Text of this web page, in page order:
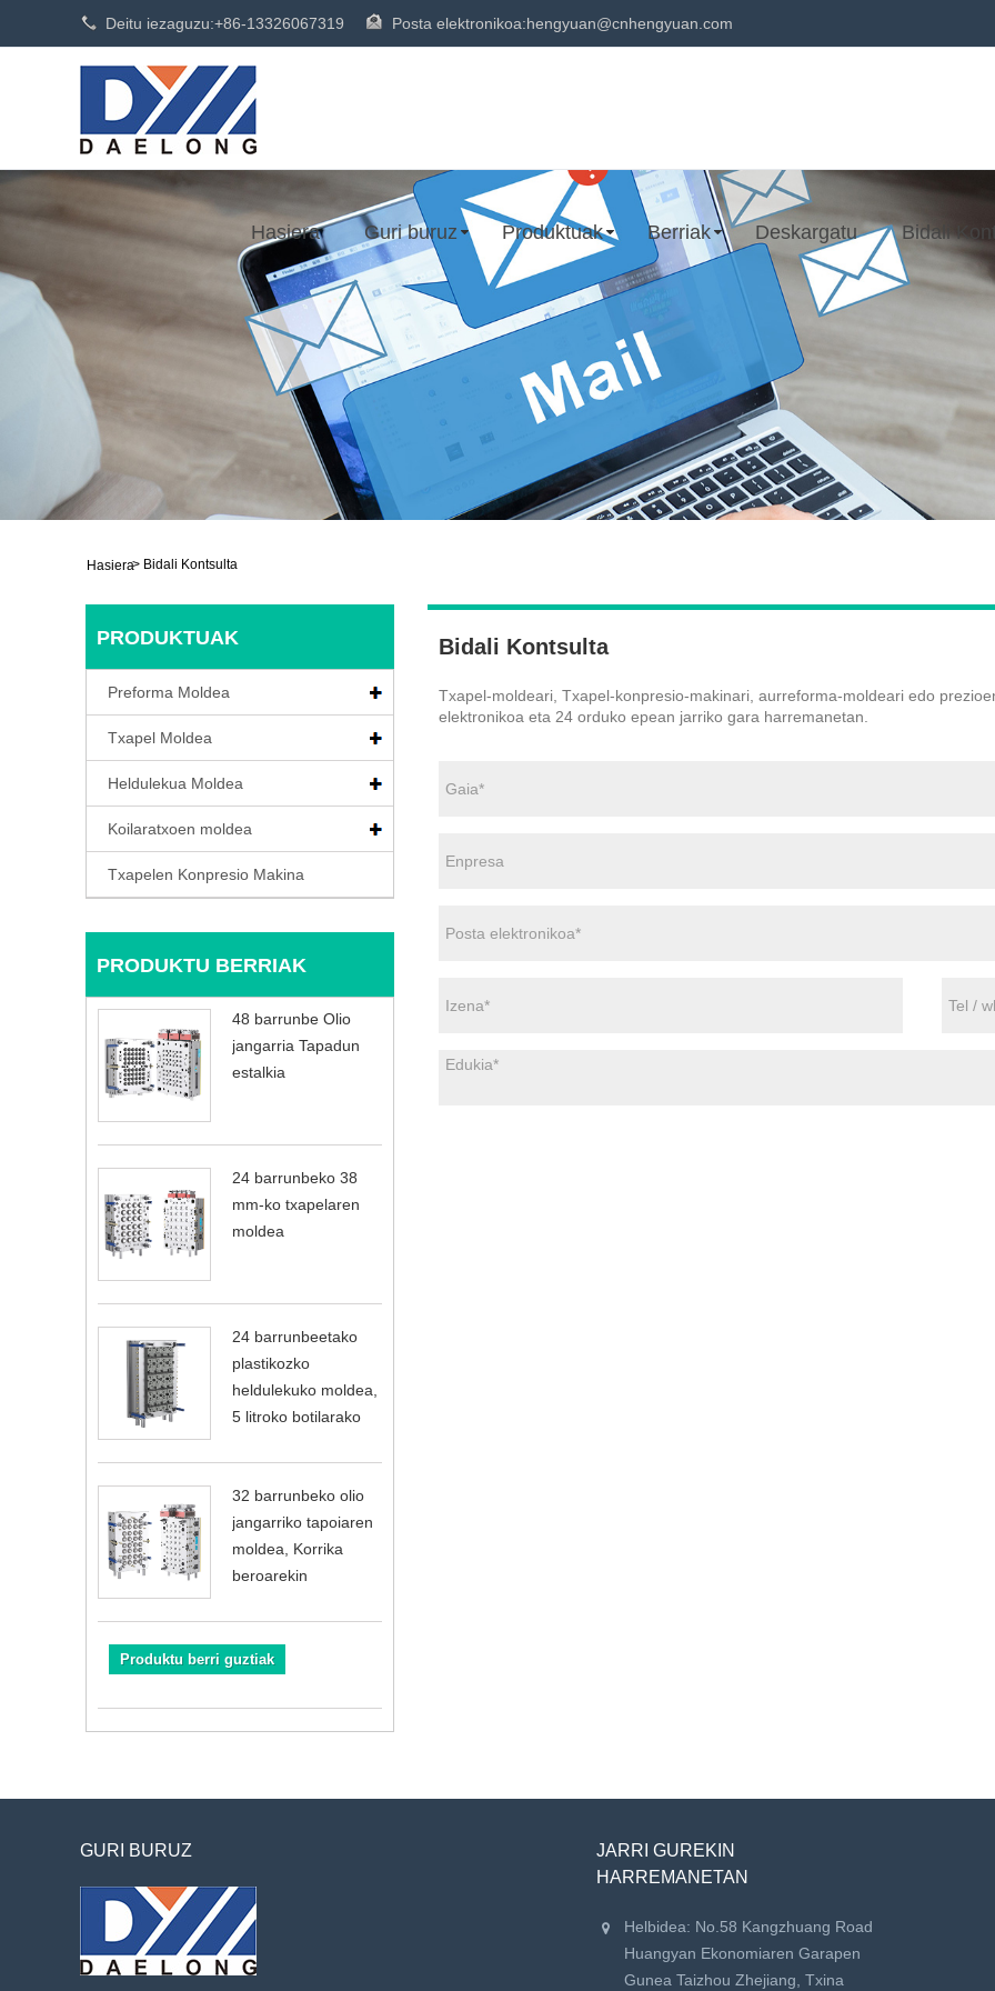
Deitu iezaguzu:+86-13326067319 Posta elektronikoa:hengyuan@cnhengyuan.com
Hasiera Guri buruz Produktuak Berriak Deskargatu Bidali
Hasiera> Bidali Kontsulta
PRODUKTUAK
Preforma Moldea
Txapel Moldea
Heldulekua Moldea
Koilaratxoen moldea
Txapelen Konpresio Makina
PRODUKTU BERRIAK
48 barrunbe Olio
jangarria Tapadun
estalkia
24 barrunbeko 38
mm-ko txapelaren
moldea
24 barrunbeetako
plastikozko
heldulekuko moldea,
5 litroko botilarako
32 barrunbeko olio
jangarriko tapoiaren
moldea, Korrika
beroarekin
Produktu berri guztiak
Bidali Kontsulta
Txapel-moldeari, Txapel-konpresio-makinari, aurreforma-moldeari edo
elektronikoa eta 24 orduko epean jarriko gara harremanetan.
GURI BURUZ
JARRI GUREKIN
HARREMANETAN
Helbidea: No.58 Kangzhuang Road
Huangyan Ekonomiaren Garapen
Gunea Taizhou Zhejiang, Txina